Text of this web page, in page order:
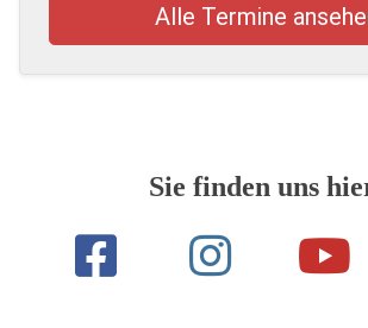
Alle Termine
Sie finden uns